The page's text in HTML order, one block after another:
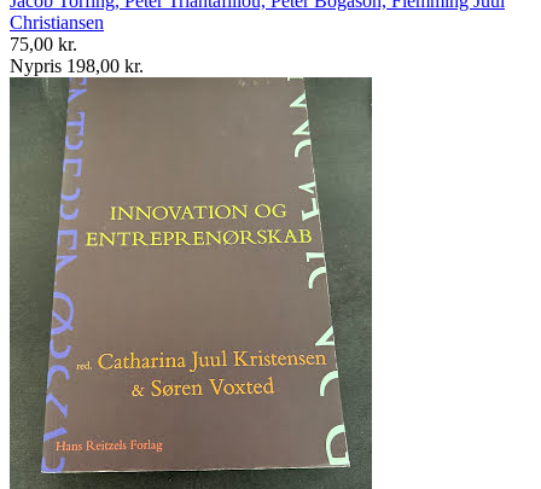
Christiansen
75,00 kr.
Nypris 198,00 kr.